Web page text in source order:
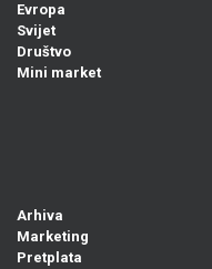
Evropa
Svijet
Društvo
Mini market
Arhiva
Marketing
Pretplata